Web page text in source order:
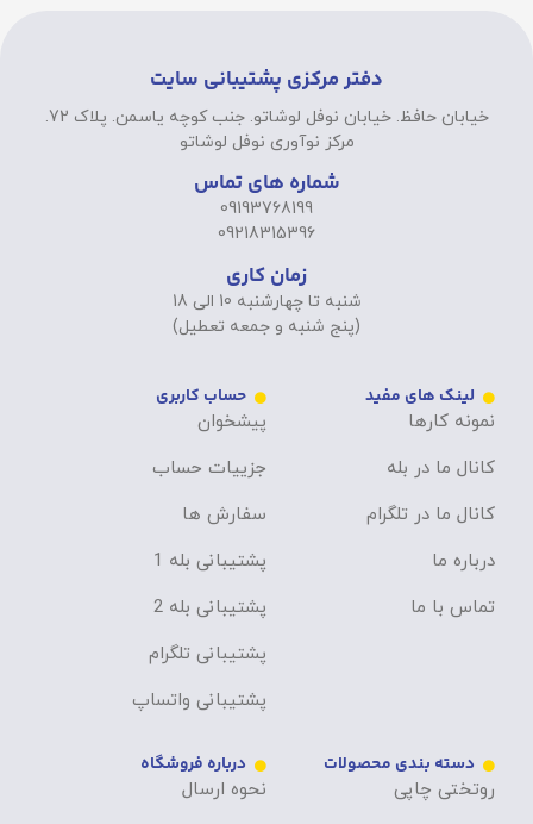
دفتر مرکزی پشتیبانی سایت
خیابان حافظ. خیابان نوفل لوشاتو. جنب کوچه یاسمن. پلاک 72.
مرکز نوآوری نوفل لوشاتو
شماره های تماس
09193768199
09218315396
زمان کاری
شنبه تا چهارشنبه 10 الی 18
(پنج شنبه و جمعه تعطیل)
لینک های مفید
نمونه کارها
کانال ما در بله
کانال ما در تلگرام
درباره ما
تماس با ما
حساب کاربری
پیشخوان
جزییات حساب
سفارش ها
پشتیبانی بله 1
پشتیبانی بله 2
پشتیبانی تلگرام
پشتیبانی واتساپ
دسته بندی محصولات
روتختی چاپی
درباره فروشگاه
نحوه ارسال